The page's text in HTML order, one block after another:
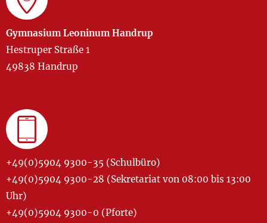
Gymnasium Leoninum Handrup
Hestruper Straße 1
49838 Handrup
+49(0)5904 9300-35 (Schulbüro)
+49(0)5904 9300-28 (Sekretariat von 08:00 bis 13:00
Uhr)
+49(0)5904 9300-0 (Pforte)